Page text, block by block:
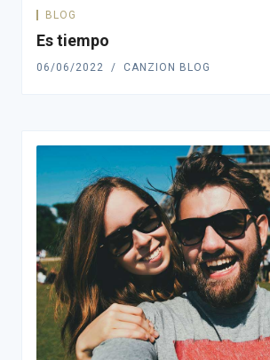
BLOG
Es tiempo
06/06/2022 CANZION BLOG